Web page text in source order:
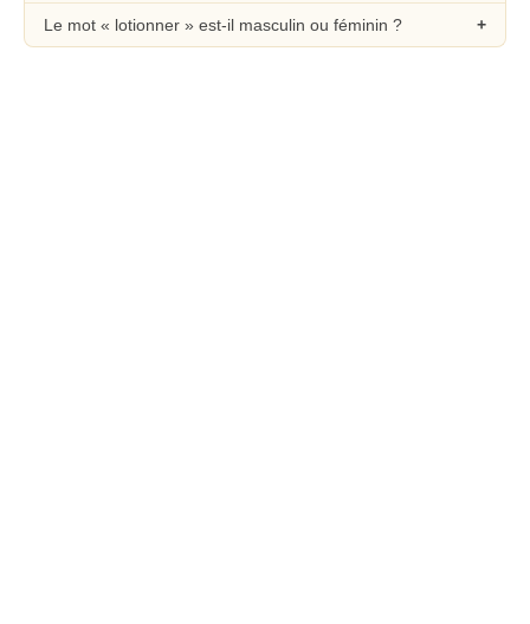
Le mot « lotionner » est-il masculin ou féminin ?